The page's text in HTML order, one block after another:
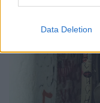
Data Deletion